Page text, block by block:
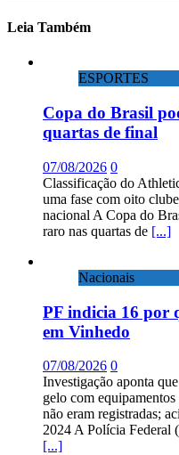
Leia Também
ESPORTES
Copa do Brasil
quartas de final
07/08/2026 0
Classificação do
uma fase com oito
nacional A Copa do
raro nas quartas de [...]
Nacionais
PF indicia 16 por
em Vinhedo
07/08/2026 0
Investigação aponta
gelo com
não eram registradas;
2024 A Polícia Federal
[...]